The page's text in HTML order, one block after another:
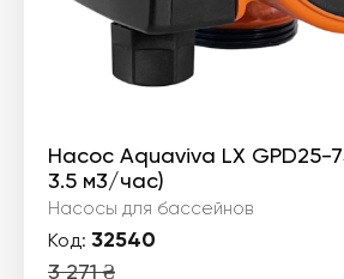
Насос Aquaviva LX GPD25-
3.5 м3/час)
Насосы для бассейнов
Код: 32540
3 271₴